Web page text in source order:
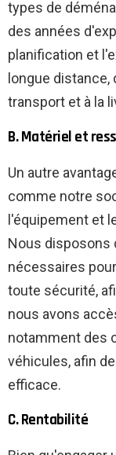
types de
des années
planification et
longue
transport et à la
B. Matériel et
Un autre
comme notre
l'équipement et
Nous disposons
nécessaires
toute sécurité,
nous avons
notamment des
véhicules, afin
efficace.
C. Rentabilité